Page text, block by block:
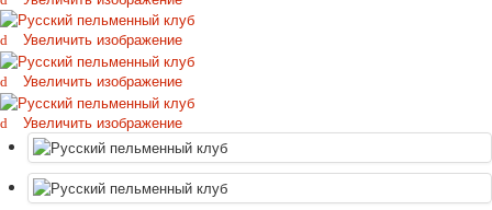
Октябрьская революция
С рождеством
Пасха
9 мая - день победы
Разные пожелания
1 сентября школа
Приглашение
Новости
Увеличить изображение
Увеличить изображение
Увеличить изображение